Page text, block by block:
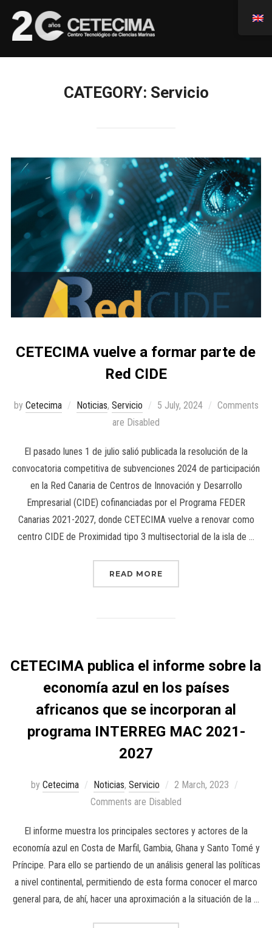
CATEGORY: Servicio
CETECIMA vuelve a formar parte de
Red CIDE
by Cetecima Noticias, Servicio 5 July, 2024
Comments
are Disabled
El pasado lunes 1 de julio salió publicada la resolución de la
convocatoria competitiva de subvenciones 2024 de participación
en la Red Canaria de Centros de Innovación y Desarrollo
Empresarial (CIDE) cofinanciadas por el Programa FEDER
Canarias 2021-2027, donde CETECIMA vuelve a renovar como
centro CIDE de Proximidad tipo 3 multisectorial de la isla de …
READ MORE
CETECIMA publica el informe sobre la
economía azul en los países
africanos que se incorporan al
programa INTERREG MAC 2021-
2027
by Cetecima Noticias, Servicio
2 March, 2023
Comments are Disabled
El informe muestra los principales sectores y actores de la
economía azul en Costa de Marfil, Gambia, Ghana y Santo Tomé y
Príncipe. Para ello se partiendo de un análisis general las políticas
a nivel continental, permitiendo de esta forma conocer el marco
general para, de ahí, hacer una aproximación a la situación de la …